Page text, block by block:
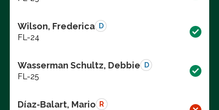
Wilson, Frederica D
FL-24
Wasserman Schultz, Debbie D
FL-25
Díaz-Balart, Mario R